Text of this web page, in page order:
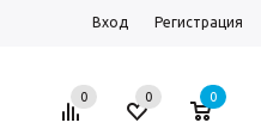
Вход Регистрация
0 0 0